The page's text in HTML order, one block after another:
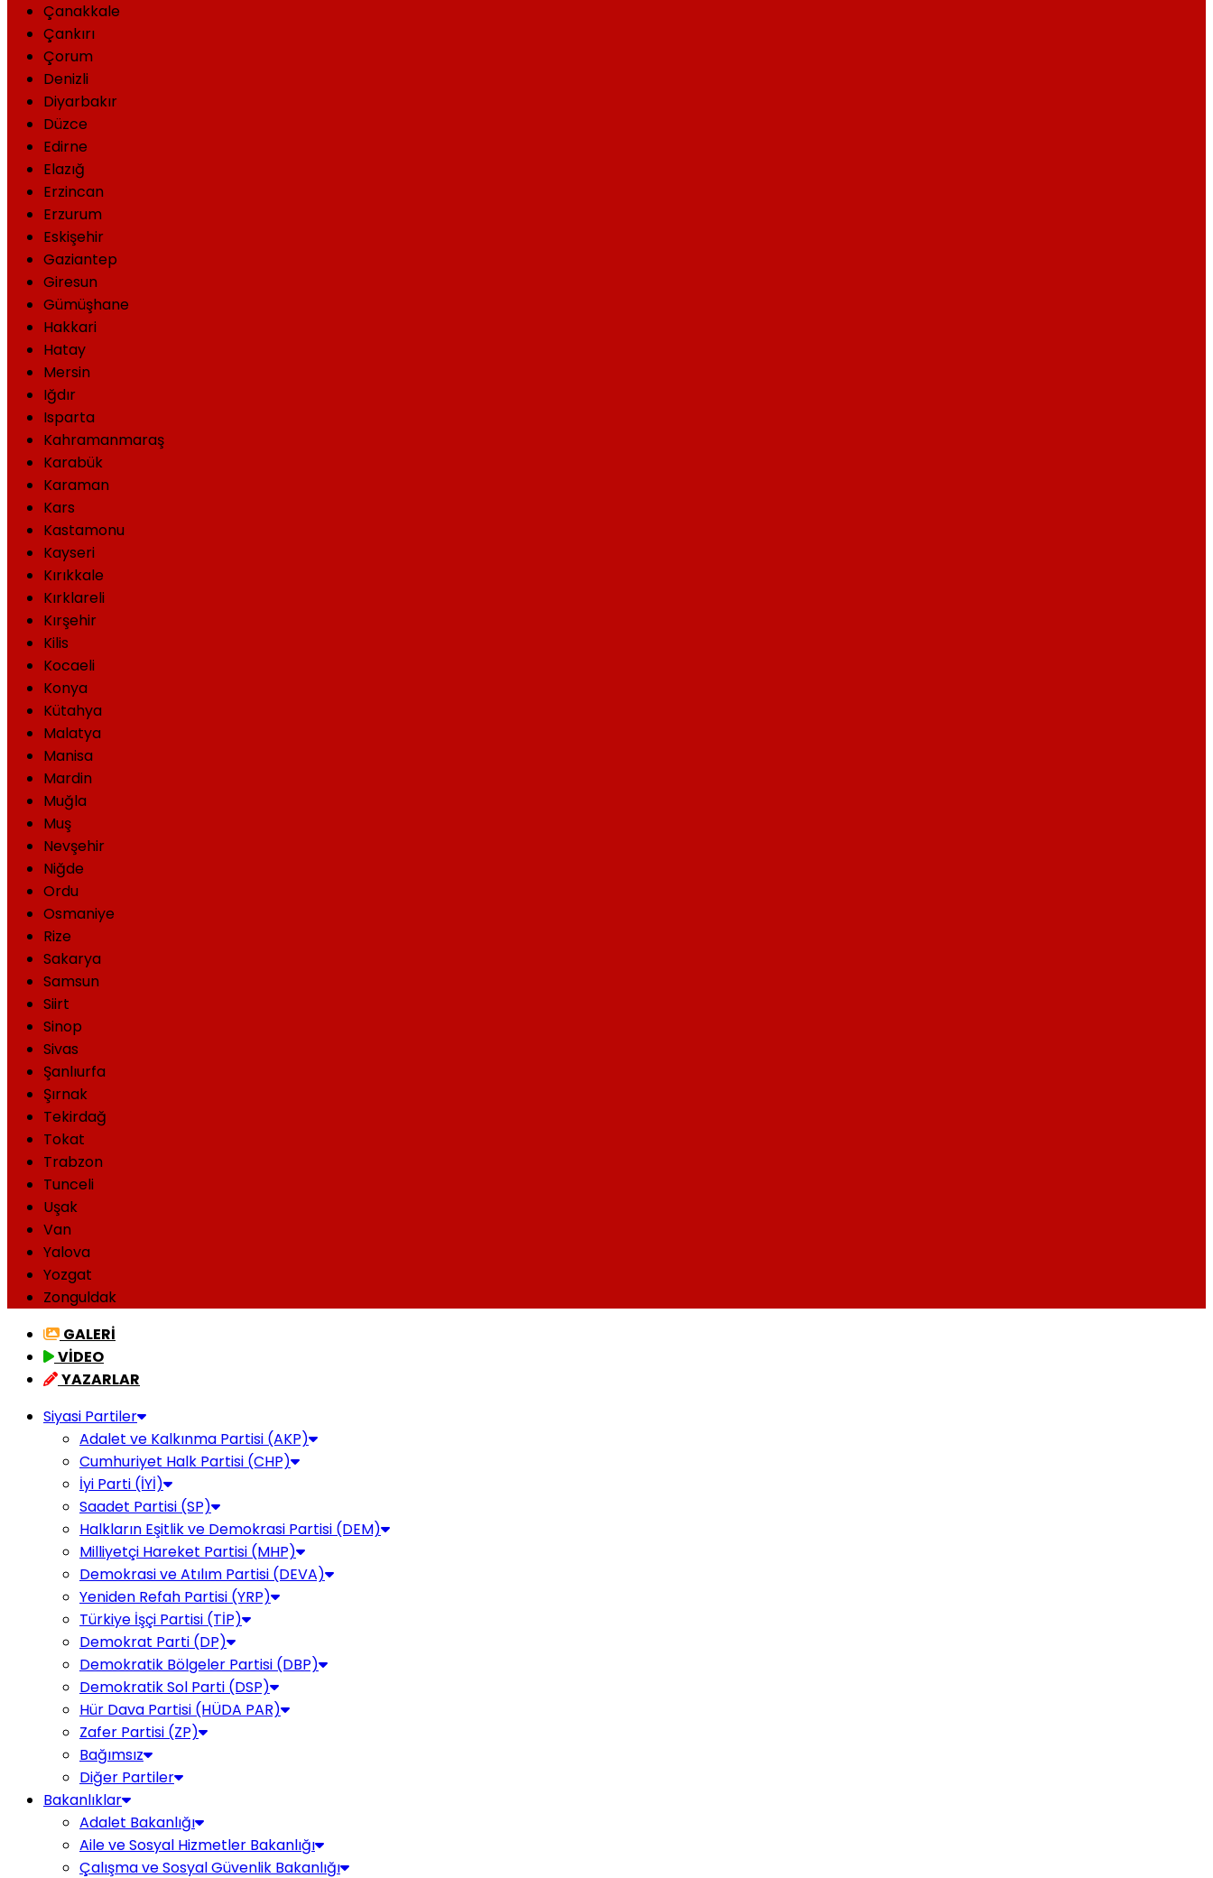
Çanakkale
Çankırı
Çorum
Denizli
Diyarbakır
Düzce
Edirne
Elazığ
Erzincan
Erzurum
Eskişehir
Gaziantep
Giresun
Gümüşhane
Hakkari
Hatay
Mersin
Iğdır
Isparta
Kahramanmaraş
Karabük
Karaman
Kars
Kastamonu
Kayseri
Kırıkkale
Kırklareli
Kırşehir
Kilis
Kocaeli
Konya
Kütahya
Malatya
Manisa
Mardin
Muğla
Muş
Nevşehir
Niğde
Ordu
Osmaniye
Rize
Sakarya
Samsun
Siirt
Sinop
Sivas
Şanlıurfa
Şırnak
Tekirdağ
Tokat
Trabzon
Tunceli
Uşak
Van
Yalova
Yozgat
Zonguldak
GALERİ
VİDEO
YAZARLAR
Siyasi Partiler
Adalet ve Kalkınma Partisi (AKP)
Cumhuriyet Halk Partisi (CHP)
İyi Parti (İYİ)
Saadet Partisi (SP)
Halkların Eşitlik ve Demokrasi Partisi (DEM)
Milliyetçi Hareket Partisi (MHP)
Demokrasi ve Atılım Partisi (DEVA)
Yeniden Refah Partisi (YRP)
Türkiye İşçi Partisi (TİP)
Demokrat Parti (DP)
Demokratik Bölgeler Partisi (DBP)
Demokratik Sol Parti (DSP)
Hür Dava Partisi (HÜDA PAR)
Zafer Partisi (ZP)
Bağımsız
Diğer Partiler
Bakanlıklar
Adalet Bakanlığı
Aile ve Sosyal Hizmetler Bakanlığı
Çalışma ve Sosyal Güvenlik Bakanlığı